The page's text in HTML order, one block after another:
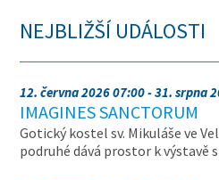
NEJBLIŽŠÍ UDÁLOSTI
12. června 2026 07:00 - 31. srpna
IMAGINES SANCTORUM
Gotický kostel sv. Mikuláše ve
podruhé dává prostor k